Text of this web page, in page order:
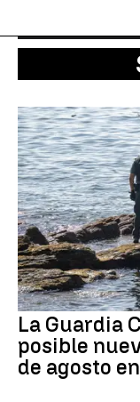
La Guardia
posible
de agosto